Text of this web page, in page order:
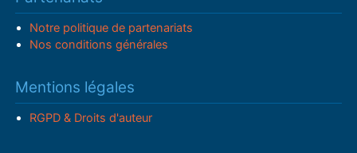
Notre politique de partenariats
Nos conditions générales
Mentions légales
RGPD & Droits d'auteur